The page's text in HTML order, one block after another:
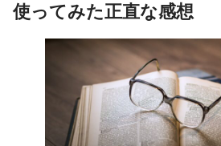
使ってみた正直な感想